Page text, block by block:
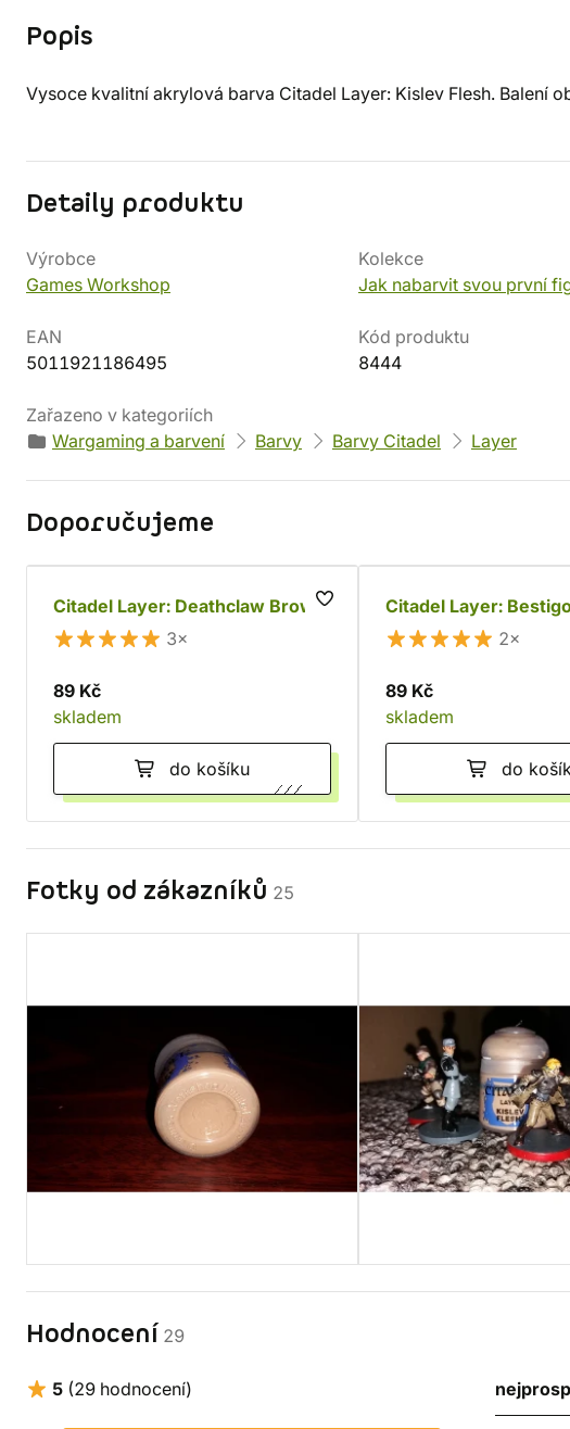
Popis
Vysoce kvalitní akrylová barva Citadel Layer: Kislev Flesh. Balení
Detaily produktu
Výrobce
Games Workshop
Kolekce
Jak nabarvit svou první
EAN
5011921186495
Kód produktu
8444
Zařazeno v kategoriích
Wargaming a barvení
Barvy Barvy Citadel Layer
Doporučujeme
Citadel Layer: Deathclaw Brown
3×
89 Kč
skladem
do košíku
Citadel Layer:
2×
89 Kč
skladem
do
Fotky od zákazníků 25
Hodnocení 29
5 (29 hodnocení)